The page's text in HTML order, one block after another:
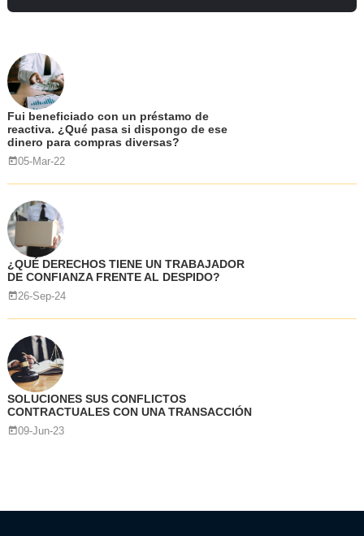
Fui beneficiado con un préstamo de
reactiva. ¿Qué pasa si dispongo de ese
dinero para compras diversas?
05-Mar-22
¿QUÉ DERECHOS TIENE UN TRABAJADOR
DE CONFIANZA FRENTE AL DESPIDO?
26-Sep-24
SOLUCIONES SUS CONFLICTOS
CONTRACTUALES CON UNA TRANSACCIÓN
09-Jun-23